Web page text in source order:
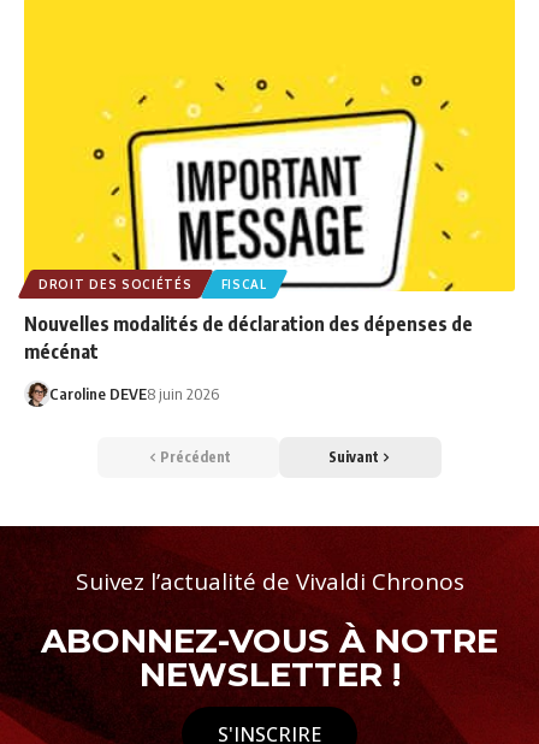
DROIT DES SOCIÉTÉS FISCAL
Nouvelles modalités de déclaration des dépenses de
mécénat
Caroline DEVE8 juin 2026
Précédent Suivant
Suivez l’actualité de Vivaldi Chronos
ABONNEZ-VOUS À NOTRE
NEWSLETTER !
S'INSCRIRE